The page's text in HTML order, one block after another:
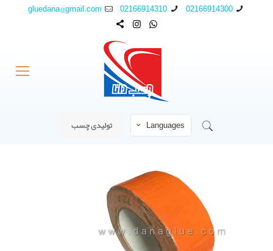
02166914300
02166914310
gluedana@gmail.com
Languages تولیدی چسب